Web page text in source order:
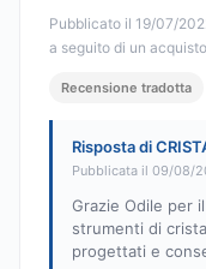
Pubblicato il 19/07/
a seguito di un
Recensione tradotta
Risposta di
Pubblicata il 09/08/
Grazie Odile per
strumenti di
progettati e